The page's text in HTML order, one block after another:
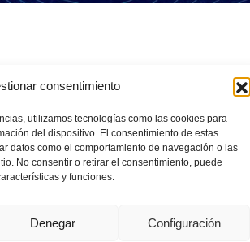
consentimiento
utilizamos tecnologías como las cookies para
del dispositivo. El consentimiento de estas
datos como el comportamiento de navegación o las
No consentir o retirar el consentimiento, puede
y funciones.
Denegar Configuración
LEER MÁS
NO COMMENTS